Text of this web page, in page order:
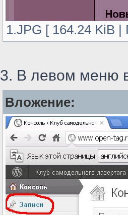
1.JPG [ 164.24 KiB
3. В левом меню
Вложение: